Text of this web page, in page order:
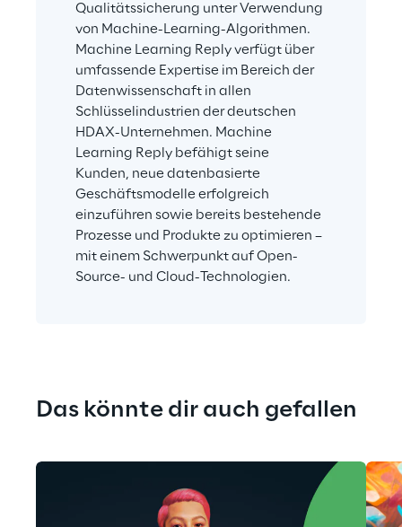
Qualitätssicherung unter Verwendung
von Machine-Learning-Algorithmen.
Machine Learning Reply verfügt über
umfassende Expertise im Bereich der
Datenwissenschaft in allen
Schlüsselindustrien der deutschen
HDAX-Unternehmen. Machine
Learning Reply befähigt seine
Kunden, neue datenbasierte
Geschäftsmodelle erfolgreich
einzuführen sowie bereits bestehende
Prozesse und Produkte zu optimieren –
mit einem Schwerpunkt auf Open-
Source- und Cloud-Technologien.
Das könnte dir auch gefallen